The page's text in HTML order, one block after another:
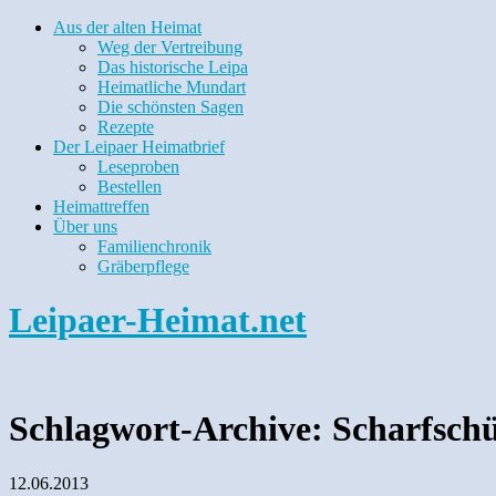
Aus der alten Heimat
Weg der Vertreibung
Das historische Leipa
Heimatliche Mundart
Die schönsten Sagen
Rezepte
Der Leipaer Heimatbrief
Leseproben
Bestellen
Heimattreffen
Über uns
Familienchronik
Gräberpflege
Leipaer-Heimat.net
Schlagwort-Archive:
12.06.2013